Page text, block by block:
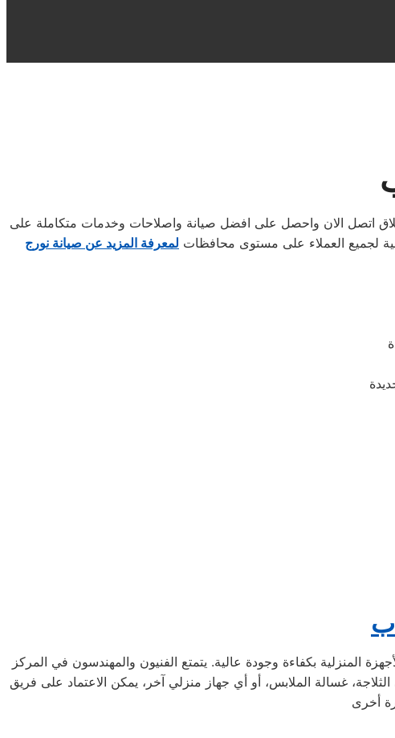
اتصل الان واحصل على افضل صيانة واصلاحات وخدمات متكاملة على
لجميع العملاء على مستوى محافظات لمعرفة المزيد عن صيانة نورج
المنزلية بكفاءة وجودة عالية. يتمتع الفنيون والمهندسون في المركز
غسالة الملابس، أو أي جهاز منزلي آخر، يمكن الاعتماد على فريق